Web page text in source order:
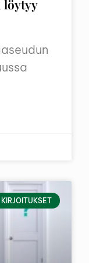
löytyy
KIRJOITUKSET